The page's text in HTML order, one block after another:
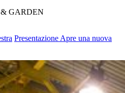
GARDEN
Presentazione Apre una nuova